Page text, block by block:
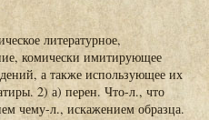
литературное,
комически имитирующее
а также использующее их
2) а) перен. Что-л., что
чему-л., искажением образца.